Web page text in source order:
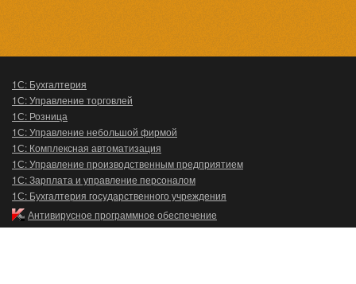
1С: Бухгалтерия
1С: Управление торговлей
1С: Розница
1С: Управление небольшой фирмой
1С: Комплексная автоматизация
1С: Управление производственным предприятием
1С: Зарплата и управление персоналом
1С: Бухгалтерия государственного учреждения
Антивирусное программное обеспечение